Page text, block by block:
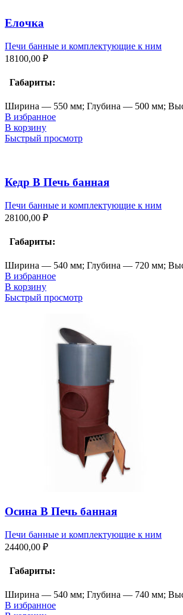
Елочка
Печи банные и комплектующие к ним
18100,00 ₽
Габариты:
Ширина — 550 мм; Глубина — 500 мм;
В избранное
В корзину
Быстрый просмотр
Кедр В Печь банная
Печи банные и комплектующие к ним
28100,00 ₽
Габариты:
Ширина — 540 мм; Глубина — 720 мм;
В избранное
В корзину
Быстрый просмотр
Осина В Печь банная
Печи банные и комплектующие к ним
24400,00 ₽
Габариты:
Ширина — 540 мм; Глубина — 740 мм;
В избранное